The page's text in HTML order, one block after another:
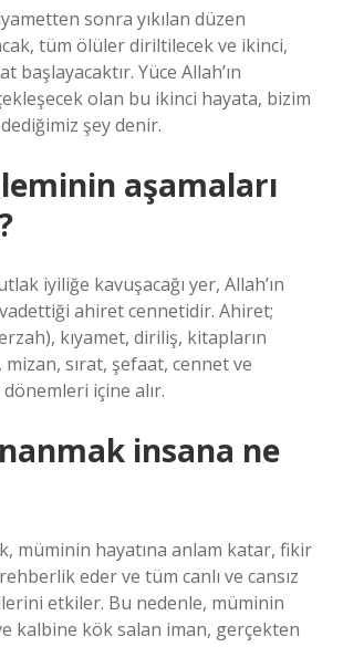
sonra yıkılan düzen
tüm ölüler diriltilecek ve ikinci,
başlayacaktır. Yüce Allah’ın
olan bu ikinci hayata, bizim
şey denir.
aşamaları
iyiliğe kavuşacağı yer, Allah’ın
ahiret cennetidir. Ahiret;
kıyamet, diriliş, kitapların
sırat, şefaat, cennet ve
içine alır.
insana ne
müminin hayatına anlam katar, fikir
eder ve tüm canlı ve cansız
etkiler. Bu nedenle, müminin
kalbine kök salan iman, gerçekten